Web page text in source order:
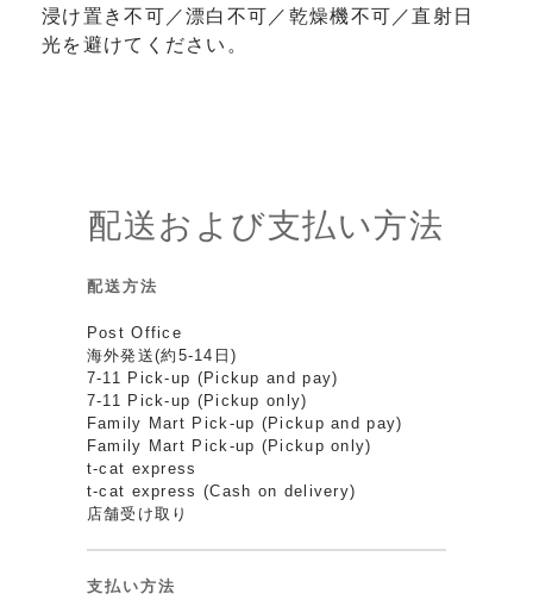
浸け置き不可／漂白不可／乾燥機不可／直射日
光を避けてください。
配送および支払い方法
配送方法
Post Office
海外発送(約5-14日)
7-11 Pick-up (Pickup and pay)
7-11 Pick-up (Pickup only)
Family Mart Pick-up (Pickup and pay)
Family Mart Pick-up (Pickup only)
t-cat express
t-cat express (Cash on delivery)
店舗受け取り
支払い方法